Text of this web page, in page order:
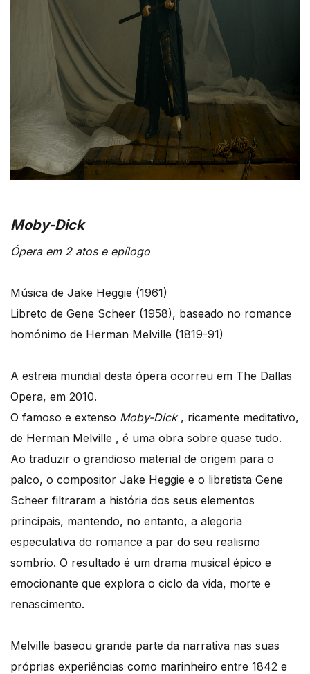
Moby-Dick
Ópera em 2 atos e epílogo
Música de Jake Heggie (1961)
Libreto de Gene Scheer (1958), baseado no romance
homónimo de Herman Melville (1819-91)
A estreia mundial desta ópera ocorreu em The Dallas
Opera, em 2010.
O famoso e extenso Moby-Dick, ricamente meditativo,
de Herman Melville , é uma obra sobre quase tudo.
Ao traduzir o grandioso material de origem para o
palco, o compositor Jake Heggie e o libretista Gene
Scheer filtraram a história dos seus elementos
principais, mantendo, no entanto, a alegoria
especulativa do romance a par do seu realismo
sombrio. O resultado é um drama musical épico e
emocionante que explora o ciclo da vida, morte e
renascimento.
Melville baseou grande parte da narrativa nas suas
próprias experiências como marinheiro entre 1842 e